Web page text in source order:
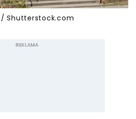
/ Shutterstock.com